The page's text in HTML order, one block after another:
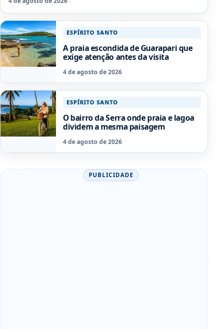
ESPÍRITO SANTO
A praia escondida de Guarapari que
exige atenção antes da visita
4 de agosto de 2026
ESPÍRITO SANTO
O bairro da Serra onde praia e lagoa
dividem a mesma paisagem
4 de agosto de 2026
PUBLICIDADE